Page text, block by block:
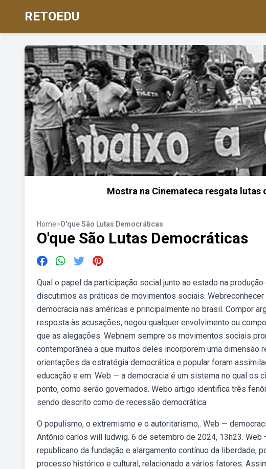
RETOEDU
Mostra na Cinemateca resgata
Home>O'que São Lutas Democráticas
O'que São Lutas Democráticas
Qual o papel da participação social junto ao estado na
discutimos as práticas de movimentos sociais.
democracia nas américas e principalmente no brasil. Compor
resposta às acusações, negou qualquer envolvimento ou
que as alegações. Webnem sempre os movimentos sociais
contemporânea a que muitos deles incorporem uma dimensão
orientações da estratégia democrática e popular foram
educação e em. Web — a democracia é um sistema no qual os
ponto, como serão governados. Webo artigo identifica três
sendo descrito como de recessão democrática:
O populismo, o extremismo e o autoritarismo,. Web —
Antônio carlos will ludwig. 6 de setembro de 2024, 13h23.
republicano da fundação e alargamento contínuo da liberdade,
processo histórico e cultural, relacionado a vários fatores.